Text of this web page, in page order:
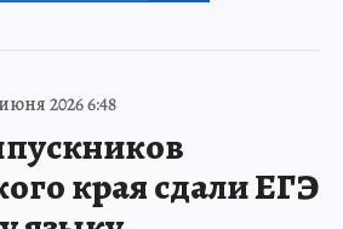
2026 6:48
края сдали ЕГЭ